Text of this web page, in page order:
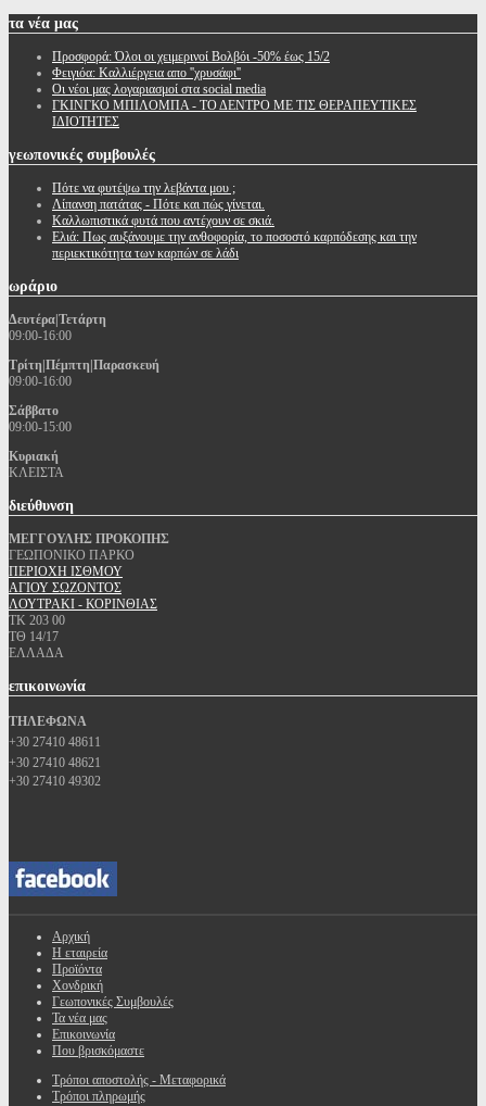
τα νέα μας
Προσφορά: Όλοι οι χειμερινοί Βολβόι -50% έως 15/2
Φειγιόα: Καλλιέργεια απο ''χρυσάφι''
Oι νέοι μας λογαριασμοί στα social media
ΓΚΙΝΓΚΟ ΜΠΙΛΟΜΠΑ - ΤΟ ΔΕΝΤΡΟ ΜΕ ΤΙΣ ΘΕΡΑΠΕΥΤΙΚΕΣ
ΙΔΙΟΤΗΤΕΣ
γεωπονικές συμβουλές
Πότε να φυτέψω την λεβάντα μου ;
Λίπανση πατάτας - Πότε και πώς γίνεται.
Καλλωπιστικά φυτά που αντέχουν σε σκιά.
Ελιά: Πως αυξάνουμε την ανθοφορία, το ποσοστό καρπόδεσης και την
περιεκτικότητα των καρπών σε λάδι
ωράριο
Δευτέρα|Τετάρτη
09:00-16:00
Τρίτη|Πέμπτη|Παρασκευή
09:00-16:00
Σάββατο
09:00-15:00
Κυριακή
ΚΛΕΙΣΤΑ
διεύθυνση
ΜΕΓΓΟΥΛΗΣ ΠΡΟΚΟΠΗΣ
ΓΕΩΠΟΝΙΚΟ ΠΑΡΚΟ
ΠΕΡΙΟΧΗ ΙΣΘΜΟΥ
ΑΓΙΟΥ ΣΩΖΟΝΤΟΣ
ΛΟΥΤΡΑΚΙ - ΚΟΡΙΝΘΙΑΣ
ΤΚ 203 00
ΤΘ 14/17
ΕΛΛΑΔΑ
επικοινωνία
ΤΗΛΕΦΩΝΑ
+30 27410 48611
+30 27410 48621
+30 27410 49302
Αρχική
Η εταιρεία
Προϊόντα
Χονδρική
Γεωπονικές Συμβουλές
Τα νέα μας
Επικοινωνία
Που βρισκόμαστε
Τρόποι αποστολής - Μεταφορικά
Τρόποι πληρωμής